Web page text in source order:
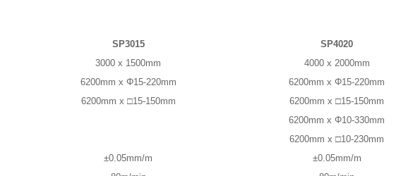
SP3015 SP4020
3000 x 1500mm 4000 x 2000mm
6200mm x Φ15-220mm 6200mm x Φ15-220mm
6200mm x □15-150mm
6200mm x □15-150mm
6200mm x Φ10-330mm
6200mm x □10-230mm
±0.05mm/m ±0.05mm/m